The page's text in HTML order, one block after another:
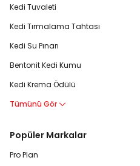
Kedi Tuvaleti
Kedi Tırmalama Tahtası
Kedi Su Pınarı
Bentonit Kedi Kumu
Kedi Krema Ödülü
Tümünü Gör
Popüler Markalar
Pro Plan